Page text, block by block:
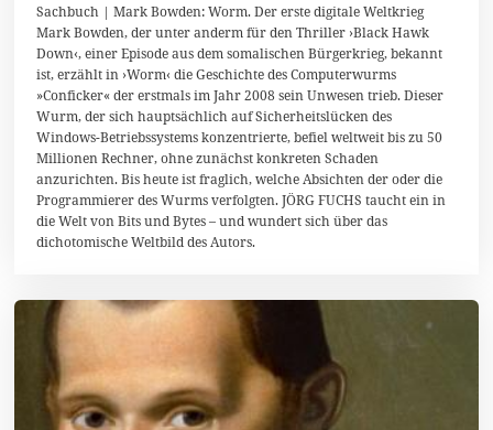
.
F
e
b
u
a
r
2
0
2
0
Sachbuch | Mark Bowden: Worm. Der erste digitale Weltkrieg
Mark Bowden, der unter anderm für den Thriller ›Black Hawk
Down‹, einer Episode aus dem somalischen Bürgerkrieg, bekannt
ist, erzählt in ›Worm‹ die Geschichte des Computerwurms
»Conficker« der erstmals im Jahr 2008 sein Unwesen trieb. Dieser
Wurm, der sich hauptsächlich auf Sicherheitslücken des
Windows-Betriebssystems konzentrierte, befiel weltweit bis zu 50
Millionen Rechner, ohne zunächst konkreten Schaden
anzurichten. Bis heute ist fraglich, welche Absichten der oder die
Programmierer des Wurms verfolgten. JÖRG FUCHS taucht ein in
die Welt von Bits und Bytes – und wundert sich über das
dichotomische Weltbild des Autors.